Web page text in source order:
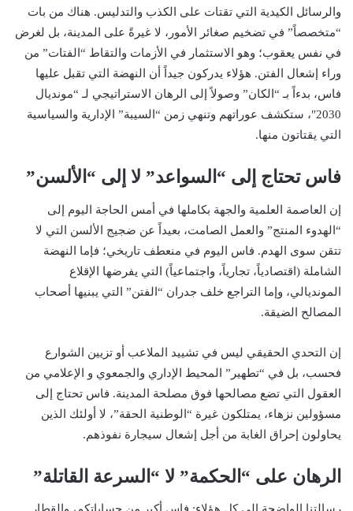
والرسائل الكيدية التي تقتات على الكذب والتدليس. هناك من بات
“متخصصاً” في تضخيم صغائر الأمور، لا غيرةً على المدينة، بل لغرض
في نفس يعقوب؛ وهو الاستثمار في الأزمات والتقاط “الفتات” من
وراء إشعال الفتن. هؤلاء يدركون جيداً أن النهضة التي تقبل عليها
فاس، بدءاً بـ “الكان” وصولاً إلى الرهان الاستراتيجي لـ “مونديال
2030″، ستكشف عوراتهم وتنهي زمن “السيبة” الإدارية والسياسية
التي يقتاتون منها.
فاس تحتاج إلى “السواعد” لا إلى “الألسن”
إن العاصمة العلمية والجهة بكاملها في أمس الحاجة اليوم إلى
“الهدوء المنتج” والعمل الصامت، بعيداً عن ضجيج الألسن التي لا
تتقن سوى الهدم. فاس اليوم في منعطف تاريخي؛ فإما النهضة
الشاملة (اقتصادياً، تجارياً، واجتماعياً) التي يفرضها الإقلاع
المونديالي، وإما التراجع خلف جدران “الفتن” التي يبنيها أصحاب
المصالح الضيقة.
إن التحدي الحقيقي ليس في تشييد الملاعب أو تزيين الشوارع
فحسب، بل في “تطهير” المحيط الإداري والجمعوي و الإعلامي من
العقول التي تضع مصالحها فوق مصلحة المدينة. فاس تحتاج إلى
مسؤولين نزهاء، يمتلكون غيرة “الوطنية الحقة”، لا أولئك الذين
يحاولون إحراق الغابة من أجل إشعال سيجارة نفوذهم.
الرهان على “الحكمة” لا “السرعة القاتلة”